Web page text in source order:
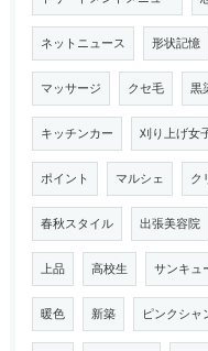
ネットニュース 形状記憶
マッサージ クセ毛 黒
キッチンカー 刈り上げ女
ポイント マルシェ ク
春秋スタイル 出張美容院
上品 高校生 サンキュ
暖色 新築 ピンクシャ